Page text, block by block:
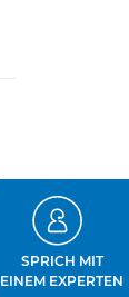
SPRICH MIT
EINEM EXPERTEN